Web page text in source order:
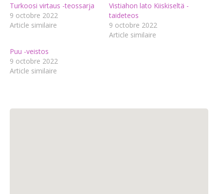
Turkoosi virtaus -teossarja
9 octobre 2022
Article similaire
Vistiahon lato Kiiskiseltä -
taideteos
9 octobre 2022
Article similaire
Puu -veistos
9 octobre 2022
Article similaire